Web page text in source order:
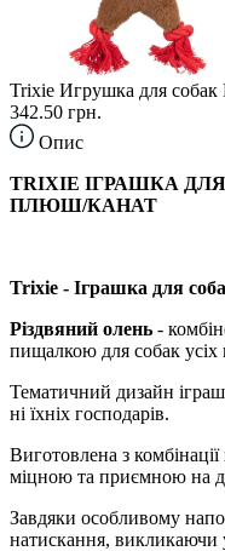
Trixie Игрушка для
342.50 грн.
Опис
TRIXIE ІГРАШКА
ПЛЮШ/КАНАТ
Trixie - Іграшка для
Різдвяний олень -
пищалкою для собак усіх
Тематичний дизайн
ні їхніх господарів.
Виготовлена з
міцною та приємною на
Завдяки особливому
натискання, викликаючи